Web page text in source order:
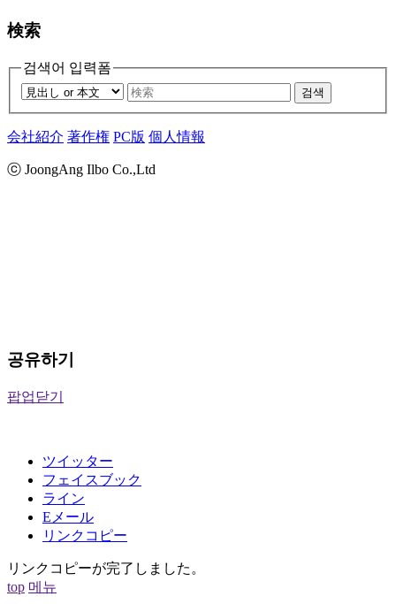
検索
검색어 입력폼
검색
会社紹介 著作権 PC版 個人情報
ⓒ JoongAng Ilbo Co.,Ltd
공유하기
팝업닫기
ツイッター
フェイスブック
ライン
Eメール
リンクコピー
リンクコピーが完了しました。
top 메뉴